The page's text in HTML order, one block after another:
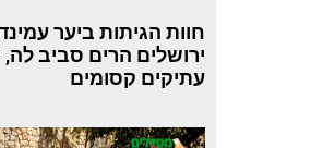
חוות הגיתות ביער
ירושלים הרים סביב לה,
עתיקים קסומים